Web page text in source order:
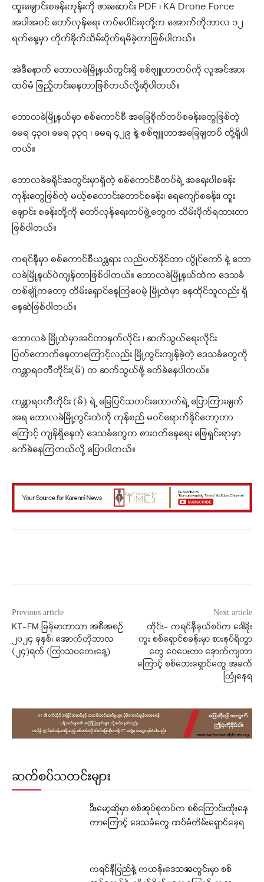
ထူးချောင်းစခန်းကုန်းကို ဖားဆောင်း PDF ၊ KA Drone Force
အပါအဝင် တော်လှန်ရေး တပ်ပေါင်းစုတို့က အောက်တိုဘာလ ၁၂
ရက်နေ့မှာ တိုက်ခိုက်သိမ်းပိုက်ရမိခဲ့တာဖြစ်ပါတယ်။
အဲဒီနောက် ဘောလခဲမြို့နယ်တွင်းရှိ စစ်ဗျူဟာတပ်ကို လူအင်အား
ထပ်မံ ဖြည့်တင်းနေတာဖြစ်တယ်လို့ဆိုပါတယ်။
ဘောလခဲမြို့နယ်မှာ စစ်ကောင်စီ အခြေစိုက်တပ်စခန်းတွေဖြစ်တဲ့
ခမရ ၄၃၀၊ ခမရ ၃၃၇ ၊ ခမရ ၄၂၉ နဲ့ စစ်ဗျူဟာအခြေချတပ် တို့ရှိပါ
တယ်။
ဘောလခဲခရိုင်အတွင်းမှာရှိတဲ့ စစ်ကောင်စီတပ်ရဲ့ အရေးပါစခန်း
ကုန်းတွေဖြစ်တဲ့ မယ့်စလောင်းတောင်စခန်း၊ ရေကျော်စခန်း၊ ထူး
ချောင်း စခန်းတို့ကို တော်လှန်ရေးတပ်ဖွဲ့တွေက သိမ်းပိုက်ရထားတာ
ဖြစ်ပါတယ်။
ကရင်နီမှာ စစ်ကောင်စီယန္တရား လည်ပတ်နိုင်တာ လွိုင်ကော် နဲ့ ဘော
လခဲမြို့နယ်ပဲကျန်တာဖြစ်ပါတယ်။ ဘောလခဲမြို့နယ်ထဲက ဒေသခံ
တစ်ချို့ကတော့ တိမ်းရှောင်နေကြပေမဲ့ မြို့ထဲမှာ နေထိုင်သူလည်း ရှိ
နေဆဲဖြစ်ပါတယ်။
‌ဘောလခဲ မြို့ထဲမှာအင်တာနက်လိုင်း ၊ ဆက်သွယ်ရေးလိုင်း
ပြတ်‌တောက်နေတာကြောင့်လည်း မြို့တွင်းကျန်ခဲ့တဲ့ ဒေသခံတွေကို
ကန္တာရဝတီတိုင်း(မ်) က ဆက်သွယ်ဖို့ ခက်ခဲနေပါတယ်။
ကန္တာရဝတီတိုင်း (မ်) ရဲ့ မြေပြင်သတင်းထောက်ရဲ့ ပြောကြားချက်
အရ ဘောလခဲမြို့တွင်းထဲကို ကုန်စည် မဝင်ရောက်နိုင်တော့တာ
ကြောင့် ကျန်ရှိနေတဲ့ ဒေသခံတွေက စားဝတ်နေ‌ရေး ဖြေရှင်းရာမှာ
ခက်ခဲနေကြတယ်လို့ ပြောပါတယ်။
Previous article
KT-FM မြန်မာဘာသာ အစီအစဉ်
၂၀၂၄ ခုနှစ်၊ အောက်တိုဘာလ
(၂၄)ရက် (ကြာသပတေးနေ့)
Next article
ထိုင်း- ကရင်နီနယ်စပ်က ဒေါနိုး
ကူး စစ်ရှောင်စခန်းမှာ စားနပ်ရိက္ခာ
တွေ ဝေပေးတာ နောက်ကျတာ
ကြောင့် စစ်ဘေးရှောင်တွေ အခက်
ကြုံနေရ
ဆက်စပ်သတင်းများ
ဒီးမော့ဆိုမှာ စစ်အုပ်စုတပ်က စစ်ကြောင်းထိုးနေ
တာကြောင့် ဒေသခံတွေ ထပ်မံတိမ်းရှောင်နေရ
ကရင်နီပြည်နဲ့ ကယန်းဒေသအတွင်းမှာ စစ်